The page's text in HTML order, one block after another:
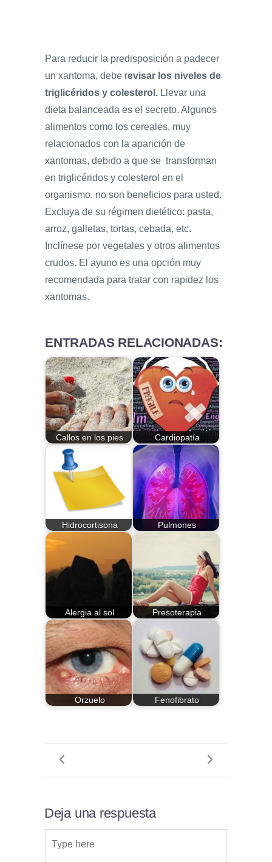
Para reducir la predisposición a padecer
un xantoma, debe revisar los niveles de
triglicéridos y colesterol. Llevar una
dieta balanceada es el secreto. Algunos
alimentos como los cereales, muy
relacionados con la aparición de
xantomas, debido a que se transforman
en triglicéridos y colesterol en el
organismo, no son beneficios para usted.
Excluya de su régimen dietético: pasta,
arroz, galletas, tortas, cebada, etc.
Inclínese por vegetales y otros alimentos
crudos. El ayuno es una opción muy
recomendada para tratar con rapidez los
xantomas.
ENTRADAS RELACIONADAS:
Callos en los pies Cardiopatía
Hidrocortisona Pulmones
Alergia al sol Presoterapia
Orzuelo Fenofibrato
Deja una respuesta